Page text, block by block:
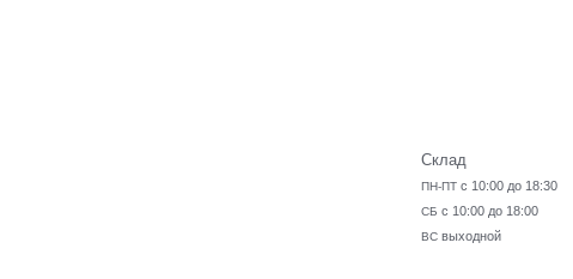
Склад
ПН-ПТ с 10:00 до 18:30
СБ с 10:00 до 18:00
ВС выходной